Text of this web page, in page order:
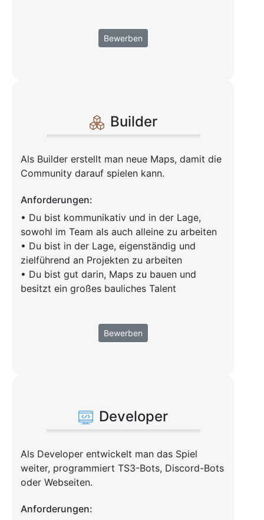
Bewerben
Builder
Als Builder erstellt man neue Maps, damit die
Community darauf spielen kann.
Anforderungen:
• Du bist kommunikativ und in der Lage,
sowohl im Team als auch alleine zu arbeiten
• Du bist in der Lage, eigenständig und
zielführend an Projekten zu arbeiten
• Du bist gut darin, Maps zu bauen und
besitzt ein großes bauliches Talent
Bewerben
Developer
Als Developer entwickelt man das Spiel
weiter, programmiert TS3-Bots, Discord-Bots
oder Webseiten.
Anforderungen: